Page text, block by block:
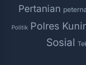
Pertanian
Politik Polres
Sosial